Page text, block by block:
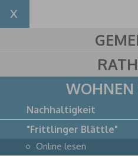
WOHNEN
Nachhaltigkeit
"Frittlinger Blättle"
Online lesen